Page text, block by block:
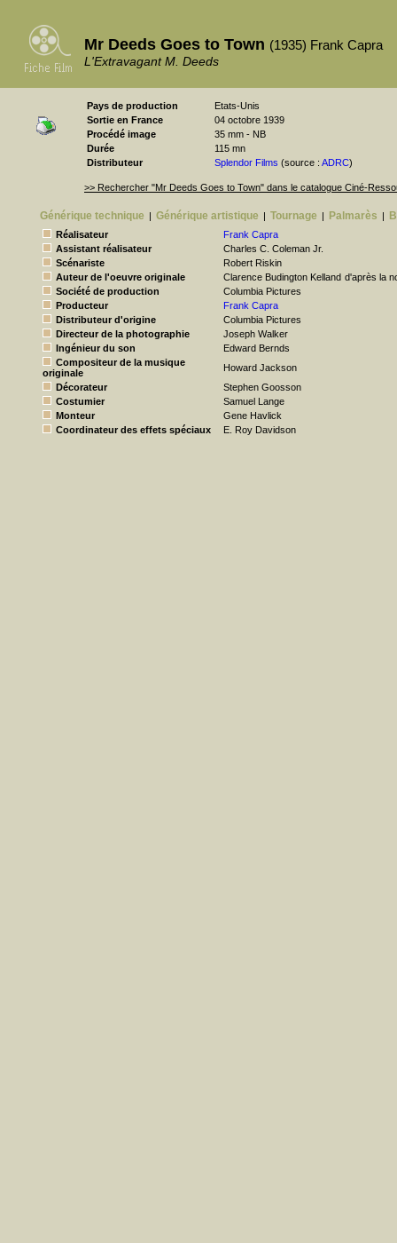
Mr Deeds Goes to Town (1935) Frank Capra
L'Extravagant M. Deeds
Pays de production
Etats-Unis
Sortie en France
04 octobre 1939
Procédé image
35 mm - NB
Durée
115 mn
Distributeur
Splendor Films (source : ADRC)
>> Rechercher "Mr Deeds Goes to Town" dans le catalogue Ciné-
Générique technique | Générique artistique | Tournage | Palmarès |
Réalisateur
Frank Capra
Assistant réalisateur
Charles C. Coleman Jr.
Scénariste
Robert Riskin
Auteur de l'oeuvre originale
Clarence Budington Kelland d'après la
Société de production
Columbia Pictures
Producteur
Frank Capra
Distributeur d'origine
Columbia Pictures
Directeur de la photographie
Joseph Walker
Ingénieur du son
Edward Bernds
Compositeur de la musique
originale
Howard Jackson
Décorateur
Stephen Goosson
Costumier
Samuel Lange
Monteur
Gene Havlick
Coordinateur des effets spéciaux
E. Roy Davidson